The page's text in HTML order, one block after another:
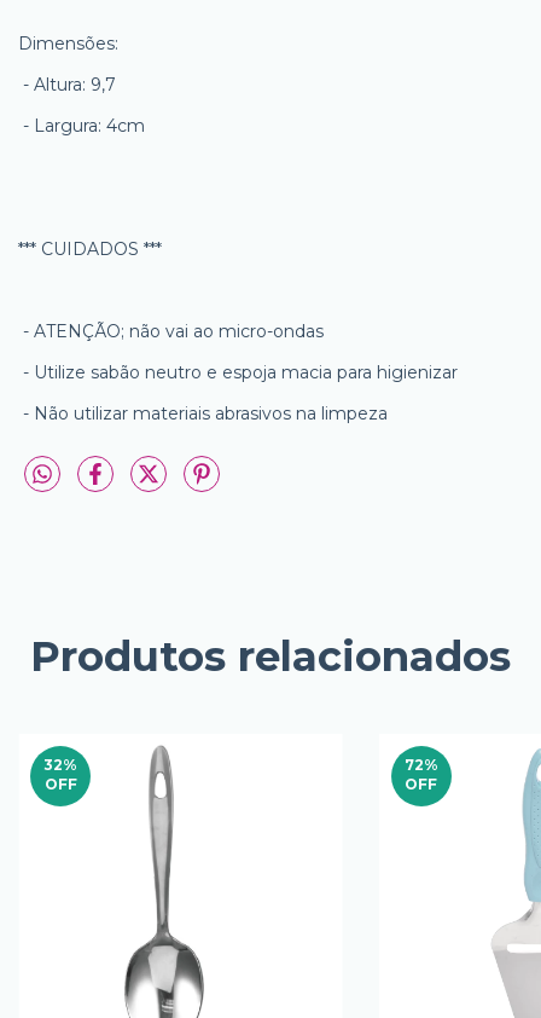
Dimensões:
- Altura: 9,7
- Largura: 4cm
*** CUIDADOS ***
- ATENÇÃO; não vai ao micro-ondas
- Utilize sabão neutro e espoja macia para higienizar
- Não utilizar materiais abrasivos na limpeza
Produtos relacionados
32%
OFF
72%
OFF